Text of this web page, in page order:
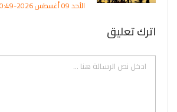
الأحد 09 أغسطس 2026-10:49
اترك تعليق